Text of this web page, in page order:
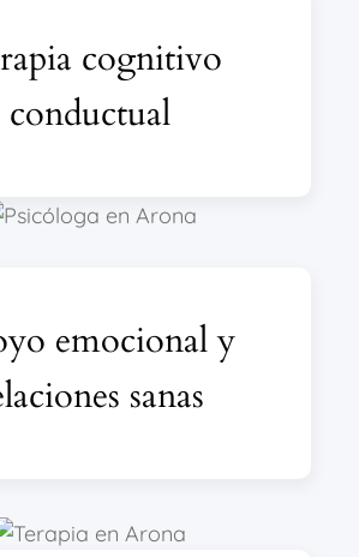
cognitivo
conductual
emocional y
sanas